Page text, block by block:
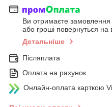
Ви отримаєте замовлення
або гроші повернуться на
Детальніше
Післяплата
Оплата на рахунок
Онлайн-оплата карткою